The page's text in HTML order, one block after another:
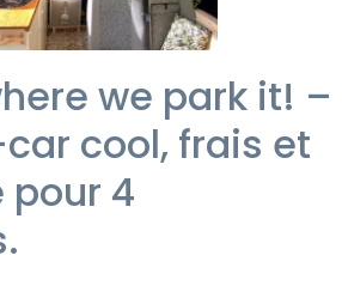
we park it! –
cool, frais et
4